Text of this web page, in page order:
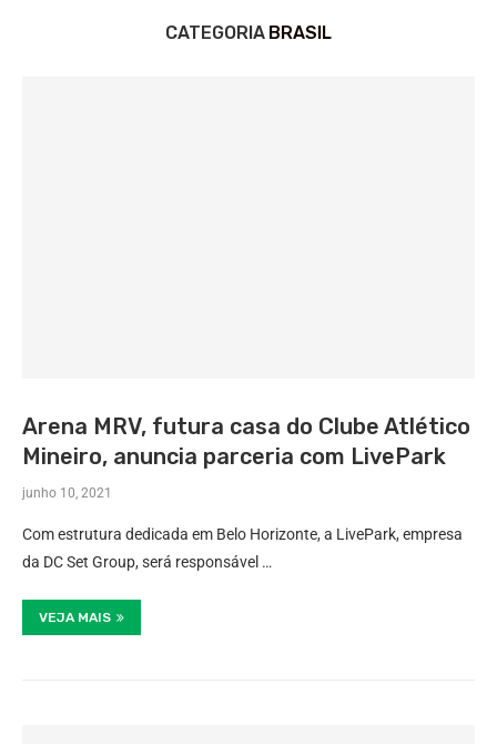
CATEGORIA BRASIL
Arena MRV, futura casa do Clube Atlético
Mineiro, anuncia parceria com LivePark
junho 10, 2021
Com estrutura dedicada em Belo Horizonte, a LivePark, empresa
da DC Set Group, será responsável …
VEJA MAIS